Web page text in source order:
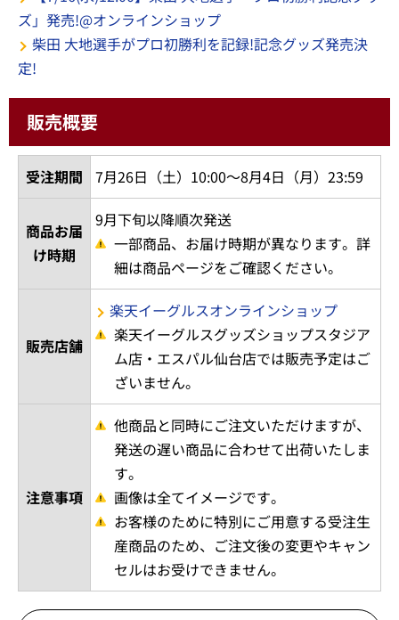
ズ」発売!@オンラインショップ
柴田 大地選手がプロ初勝利を記録!記念グッズ発売決
定!
販売概要
受注期間 7月26日（土）10:00～8月4日（月）23:59
商品お届
け時期
9月下旬以降順次発送
一部商品、お届け時期が異なります。詳
細は商品ページをご確認ください。
販売店舗
楽天イーグルスオンラインショップ
楽天イーグルスグッズショップスタジア
ム店・エスパル仙台店では販売予定はご
ざいません。
注意事項
他商品と同時にご注文いただけますが、
発送の遅い商品に合わせて出荷いたしま
す。
画像は全てイメージです。
お客様のために特別にご用意する受注生
産商品のため、ご注文後の変更やキャン
セルはお受けできません。